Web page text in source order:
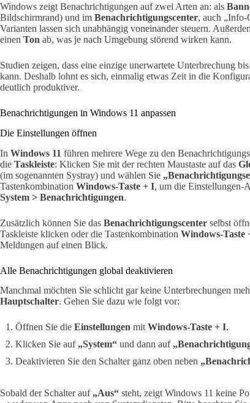
Windows zeigt Benachrichtigungen auf zwei Arten an: als
Bildschirmrand) und im Benachrichtigungscenter, auch „Info-
Varianten lassen sich unabhängig voneinander steuern.
einen Ton ab, was je nach Umgebung störend wirken kann.
Studien zeigen, dass eine einzige unerwartete Unterbrechung
kann. Deshalb lohnt es sich, einmalig etwas Zeit in die
deutlich produktiver.
Benachrichtigungen in Windows 11 anpassen
Die Einstellungen öffnen
In Windows 11 führen mehrere Wege zu den
die Taskleiste: Klicken Sie mit der rechten Maustaste auf das
(im sogenannten Systray) und wählen Sie
Tastenkombination Windows-Taste + I, um die Einstellungen-
System > Benachrichtigungen.
Zusätzlich können Sie das Benachrichtigungscenter selbst
Taskleiste klicken oder die Tastenkombination Windows-Taste
Meldungen auf einen Blick.
Alle Benachrichtigungen global deaktivieren
Manchmal möchten Sie schlicht gar keine Unterbrechungen
Hauptschalter. Gehen Sie dazu wie folgt vor:
Öffnen Sie die Einstellungen mit Windows-Taste + I.
Klicken Sie auf „System“ und dann auf
Deaktivieren Sie den Schalter ganz oben neben
Sobald der Schalter auf „Aus“ steht, zeigt Windows 11 keine